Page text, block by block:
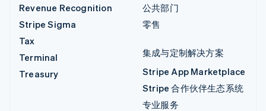
Revenue Recognition
Stripe Sigma
Tax
Terminal
Treasury
公共部门
零售
集成与定制解决方案
Stripe App Marketplace
Stripe 合作伙伴生态系统
专业服务